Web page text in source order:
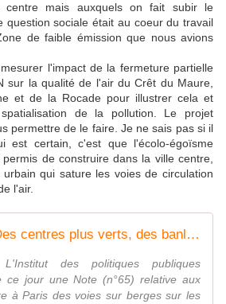
centre mais auxquels on fait subir le
question sociale était au coeur du travail
de faible émission que nous avions
l'impact de la fermeture partielle
sur la qualité de l'air du Crêt du Maure,
et de la Rocade pour illustrer cela et
de la pollution. Le projet
permettre de le faire. Je ne sais pas si il
est certain, c'est que l'écolo-égoïsme
de construire dans la ville centre,
qui sature les voies de circulation
l'air.
(Note IPP n°65) Des centres plus verts, des banlieues plus grises ?
des politiques publiques
ce jour une Note (n°65) relative aux
à Paris des voies sur berges sur les